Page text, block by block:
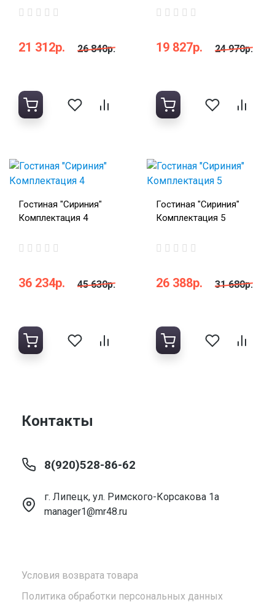
21 312р. 26 840р. 19 827р. 24 970р.
Гостиная "Сириния"
Комплектация 4
36 234р. 45 630р.
Гостиная "Сириния"
Комплектация 5
26 388р. 31 680р.
Условия возврата товара
Политика обработки персональных данных
Контакты
8(920)528-86-62
г. Липецк, ул. Римского-Корсакова 1а
manager1@mr48.ru